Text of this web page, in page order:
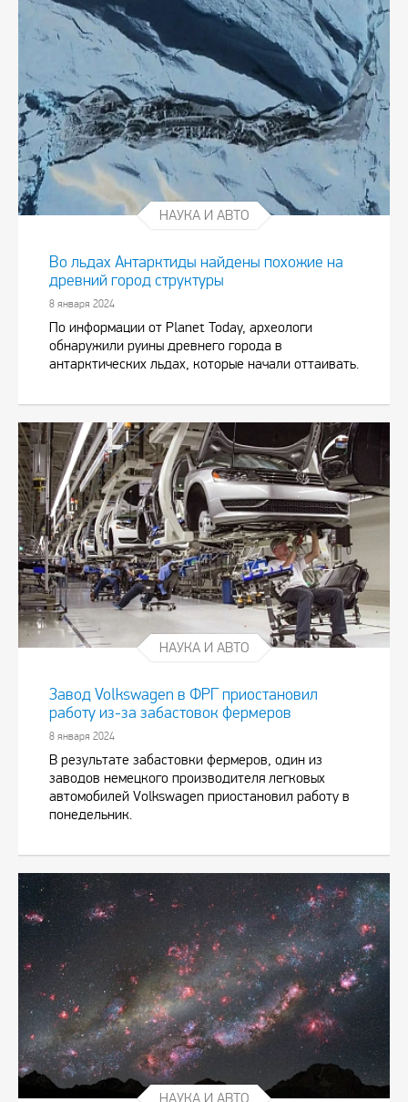
НАУКА И АВТО
Во льдах Антарктиды найдены похожие на
древний город структуры
8 января 2024
По информации от Planet Today, археологи
обнаружили руины древнего города в
антарктических льдах, которые начали оттаивать.
НАУКА И АВТО
Завод Volkswagen в ФРГ приостановил
работу из-за забастовок фермеров
8 января 2024
В результате забастовки фермеров, один из
заводов немецкого производителя легковых
автомобилей Volkswagen приостановил работу в
понедельник.
НАУКА И АВТО